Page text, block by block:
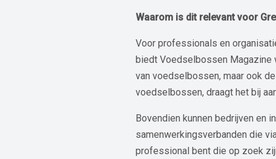
Waarom is dit relevant voor
Voor professionals en
biedt Voedselbossen Magazine
van voedselbossen, maar ook
voedselbossen, draagt het bij
Bovendien kunnen bedrijven en
samenwerkingsverbanden die
professional bent die op zoek